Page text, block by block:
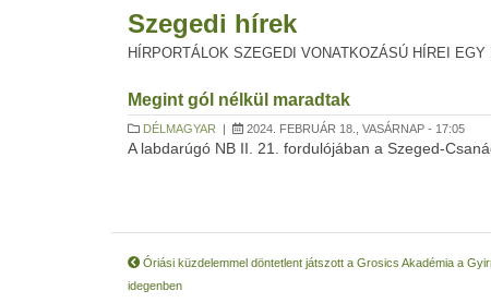
Szegedi hírek
HÍRPORTÁLOK SZEGEDI VONATKOZÁSÚ HÍREI EGY
Megint gól nélkül maradtak
DÉLMAGYAR | 2024. FEBRUÁR 18., VASÁRNAP - 17:05
A labdarúgó NB II. 21. fordulójában a Szeged-
Óriási küzdelemmel döntetlent játszott a Grosics Akadémia a
idegenben